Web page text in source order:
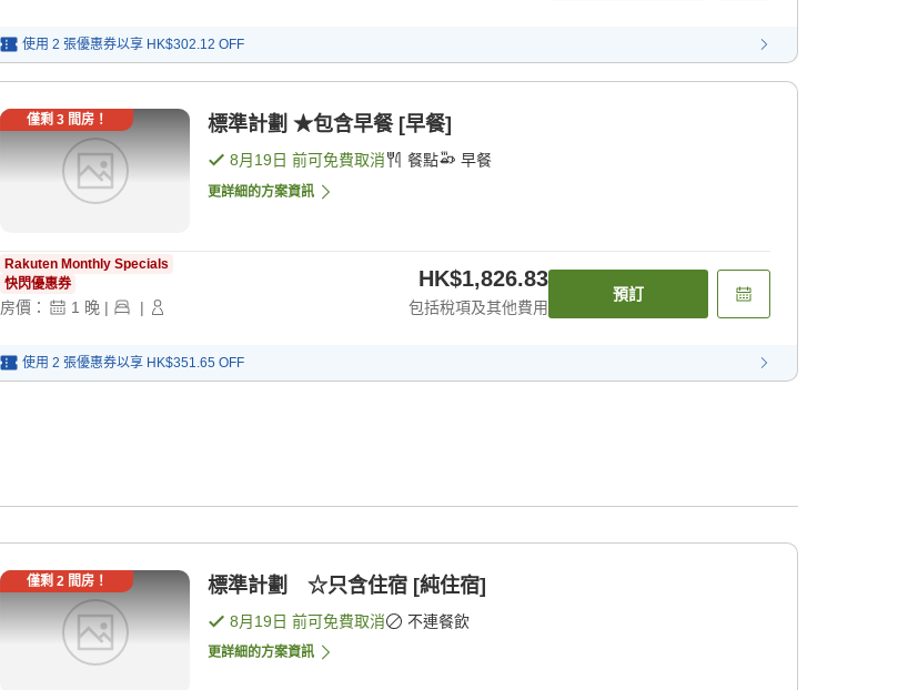
使用 2 張優惠券以享 HK$302.12 OFF
僅剩 3間房！ 標準計劃 ★包含早餐 [早餐]
8月19日 前可免費取消 餐點 早餐
更詳細的方案資訊
Rakuten Monthly Specials
快閃優惠券
房價： 1 晚 | |
HK$1,826.83
包括稅項及其他費用
預訂
使用 2 張優惠券以享 HK$351.65 OFF
僅剩 2間房！ 標準計劃 ☆只含住宿 [純住宿]
8月19日 前可免費取消 不連餐飲
更詳細的方案資訊